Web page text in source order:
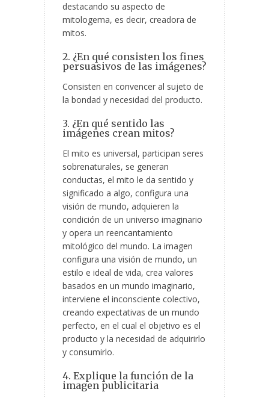
destacando su aspecto de
mitologema, es decir, creadora de
mitos.
2. ¿En qué consisten los fines
persuasivos de las imágenes?
Consisten en convencer al sujeto de
la bondad y necesidad del producto.
3. ¿En qué sentido las
imágenes crean mitos?
El mito es universal, participan seres
sobrenaturales, se generan
conductas, el mito le da sentido y
significado a algo, configura una
visión de mundo, adquieren la
condición de un universo imaginario
y opera un reencantamiento
mitológico del mundo. La imagen
configura una visión de mundo, un
estilo e ideal de vida, crea valores
basados en un mundo imaginario,
interviene el inconsciente colectivo,
creando expectativas de un mundo
perfecto, en el cual el objetivo es el
producto y la necesidad de adquirirlo
y consumirlo.
4. Explique la función de la
imagen publicitaria